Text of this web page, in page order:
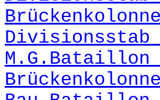
Divisionsstab
M.G.Bataillon